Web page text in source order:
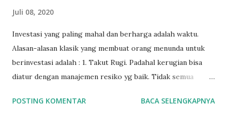
Juli 08, 2020
Investasi yang paling mahal dan berharga adalah waktu.
Alasan-alasan klasik yang membuat orang menunda untuk
berinvestasi adalah : 1. Takut Rugi. Padahal kerugian bisa
diatur dengan manajemen resiko yg baik. Tidak semua
punya uang. Padahal dengan uang Rp100rb pun sudah bisa
POSTING KOMENTAR BACA SELENGKAPNYA